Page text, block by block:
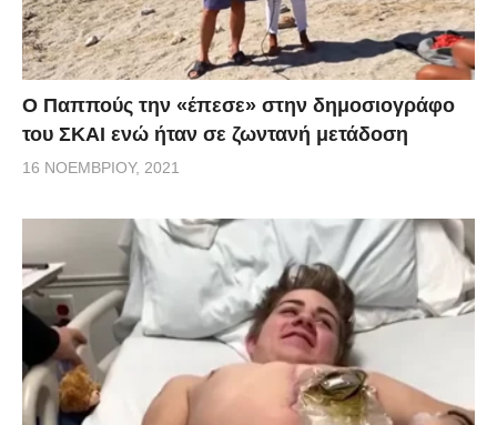
Ο Παππούς την «έπεσε» στην δημοσιογράφο
του ΣΚΑΙ ενώ ήταν σε ζωντανή μετάδοση
16 ΝΟΕΜΒΡΊΟΥ, 2021